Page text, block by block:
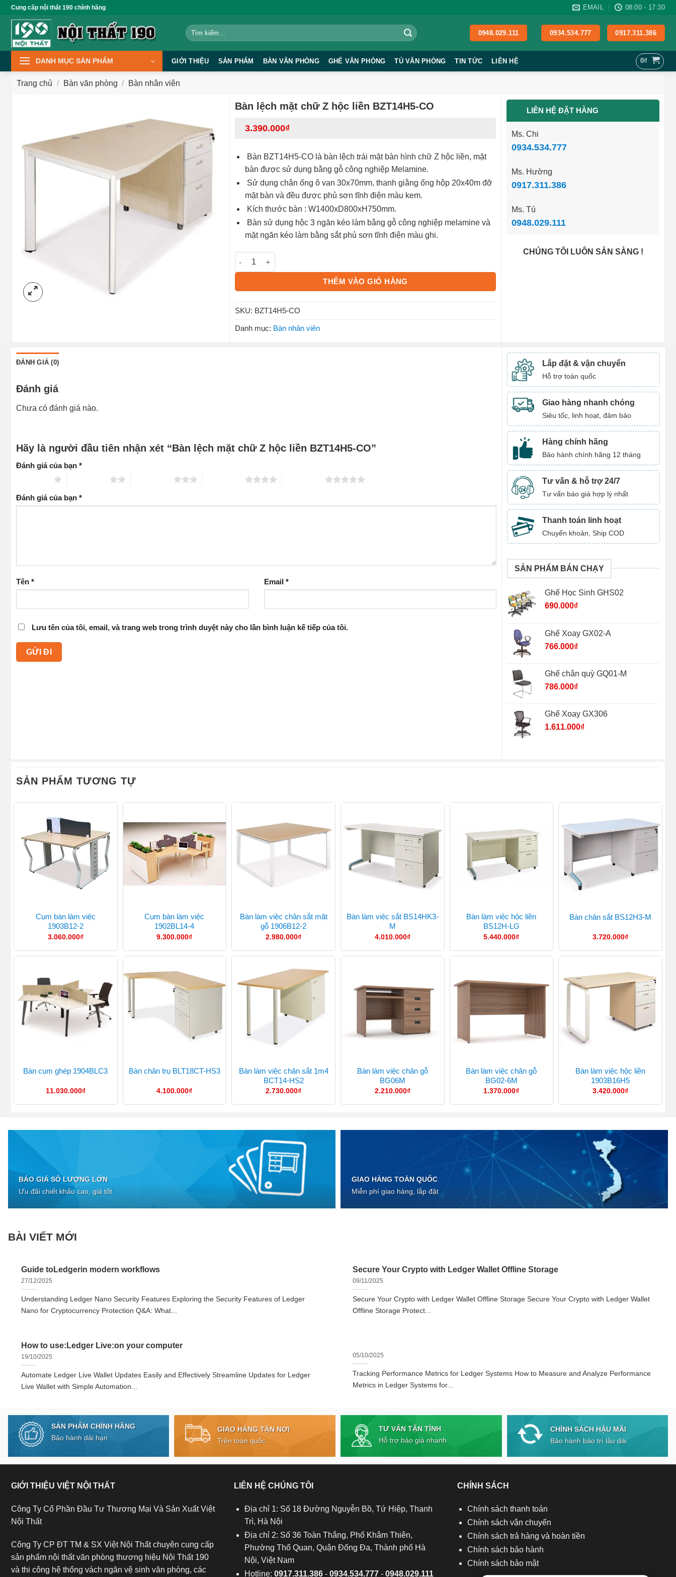
qua
dung
Cung cấp nội thất 190 chính hãng EMAIL 08:00 - 17:30
Tìm
kiếm:
0948.029.111 0934.534.777 0917.311.386
DANH MỤC SẢN PHẨM GIỚI THIỆU SẢN PHẨM BÀN VĂN PHÒNG GHẾ VĂN PHÒNG TỦ VĂN PHÒNG TIN TỨC LIÊN HỆ 0₫
Trang chủ / Bàn văn phòng / Bàn nhân viên
Bàn lệch mặt chữ Z hộc liền BZT14H5-CO
3.390.000₫
Bàn BZT14H5-CO là bàn lệch trái mặt bàn hình chữ Z hộc liền, mặt
bàn được sử dụng bằng gỗ công nghiệp Melamine.
Sử dụng chân ống ô van 30x70mm, thanh giằng ống hộp 20x40m đỡ
mặt bàn và đều được phủ sơn tĩnh điện màu kem.
Kích thước bàn : W1400xD800xH750mm.
Bàn sử dụng hộc 3 ngăn kéo làm bằng gỗ công nghiệp melamine và
mặt ngăn kéo làm bằng sắt phủ sơn tĩnh điện màu ghi.
Bàn lệch mặt chữ Z hộc liền BZT14H5-CO số lượng
THÊM VÀO GIỎ HÀNG
SKU: BZT14H5-CO
Danh mục: Bàn nhân viên
LIÊN HỆ ĐẶT HÀNG
Ms. Chi
0934.534.777
Ms. Hường
0917.311.386
Ms. Tú
0948.029.111
CHÚNG TÔI LUÔN SẴN SÀNG !
ĐÁNH GIÁ (0)
Đánh giá
Chưa có đánh giá nào.
Hãy là người đầu tiên nhận xét “Bàn lệch mặt chữ Z hộc liền BZT14H5-CO”
Đánh giá của bạn *
Đánh giá của bạn *
Tên * Email *
Lưu tên của tôi, email, và trang web trong trình duyệt này cho lần bình luận kế tiếp của tôi.
Lắp đặt & vận chuyển
Hỗ trợ toàn quốc
Giao hàng nhanh chóng
Siêu tốc, linh hoạt, đảm bảo
Hàng chính hãng
Bảo hành chính hãng 12 tháng
Tư vấn & hỗ trợ 24/7
Tư vấn báo giá hợp lý nhất
Thanh toán linh hoạt
Chuyển khoản, Ship COD
SẢN PHẨM BÁN CHẠY
Ghế Học Sinh GHS02
690.000₫
Ghế Xoay GX02-A
766.000₫
Ghế chân quỳ GQ01-M
786.000₫
Ghế Xoay GX306
1.611.000₫
SẢN PHẨM TƯƠNG TỰ
Cụm bàn làm việc
1903B12-2
3.060.000₫
Cụm bàn làm việc
1902BL14-4
9.300.000₫
Bàn làm việc chân sắt mặt
gỗ 1906B12-2
2.980.000₫
Bàn làm việc sắt BS14HK3-
M
4.010.000₫
Bàn làm việc hộc liền
BS12H-LG
5.440.000₫
Bàn chân sắt BS12H3-M
3.720.000₫
Bàn cụm ghép 1904BLC3
11.030.000₫
Bàn chân trụ BLT18CT-HS3
4.100.000₫
Bàn làm việc chân sắt 1m4
BCT14-HS2
2.730.000₫
Bàn làm việc chân gỗ
BG06M
2.210.000₫
Bàn làm việc chân gỗ
BG02-6M
1.370.000₫
Bàn làm việc hộc liền
1903B16H5
3.420.000₫
BÁO GIÁ SỐ LƯỢNG LỚN
Ưu đãi chiết khấu cao, giá tốt
GIAO HÀNG TOÀN QUỐC
Miễn phí giao hàng, lắp đặt
BÀI VIẾT MỚI
Guide toLedgerin modern workflows
27/12/2025
Understanding Ledger Nano Security Features Exploring the Security Features of Ledger
Nano for Cryptocurrency Protection Q&A: What...
Secure Your Crypto with Ledger Wallet Offline Storage
09/11/2025
Secure Your Crypto with Ledger Wallet Offline Storage Secure Your Crypto with Ledger Wallet
Offline Storage Protect...
How to use:Ledger Live:on your computer
19/10/2025
Automate Ledger Live Wallet Updates Easily and Effectively Streamline Updates for Ledger
Live Wallet with Simple Automation...
05/10/2025
Tracking Performance Metrics for Ledger Systems How to Measure and Analyze Performance
Metrics in Ledger Systems for...
SẢN PHẨM CHÍNH HÃNG
Bảo hành dài hạn
GIAO HÀNG TẬN NƠI
Trên toàn quốc
TƯ VẤN TẬN TÌNH
Hỗ trợ báo giá nhanh
CHÍNH SÁCH HẬU MÃI
Bảo hành bảo trì lâu dài
GIỚI THIỆU VIỆT NỘI THẤT
Công Ty Cổ Phần Đầu Tư Thương Mại Và Sản Xuất Việt
Nội Thất
Công Ty CP ĐT TM & SX Việt Nội Thất chuyên cung cấp
sản phẩm nội thất văn phòng thương hiệu Nội Thất 190
và thi công hệ thống vách ngăn vệ sinh văn phòng, các
LIÊN HỆ CHÚNG TÔI
Địa chỉ 1: Số 18 Đường Nguyễn Bồ, Tứ Hiệp, Thanh
Trì, Hà Nội
Địa chỉ 2: Số 36 Toàn Thắng, Phố Khâm Thiên,
Phường Thổ Quan, Quận Đống Đa, Thành phố Hà
Nội, Việt Nam
Hotline:0917.311.386 -0934.534.777 -0948.029.111
CHÍNH SÁCH
Chính sách thanh toán
Chính sách vận chuyển
Chính sách trả hàng và hoàn tiền
Chính sách bảo hành
Chính sách bảo mật